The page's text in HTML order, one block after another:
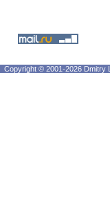
Copyright © 2001-2026 Dmitry